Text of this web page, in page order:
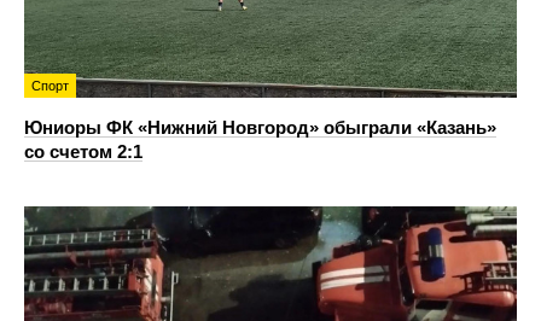
Спорт
Юниоры ФК «Нижний Новгород» обыграли «Казань»
со счетом 2:1